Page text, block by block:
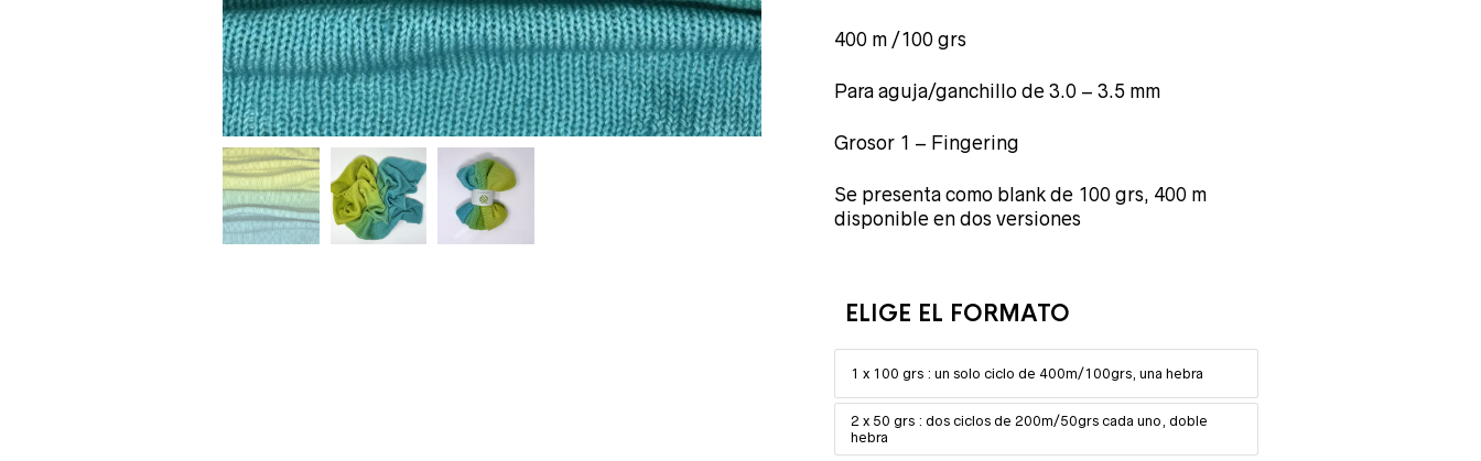
400 m /100 grs
Para aguja/ganchillo de 3.0 – 3.5 mm
Grosor 1 – Fingering
Se presenta como blank de 100 grs, 400 m
disponible en dos versiones
ELIGE EL FORMATO
1 x 100 grs : un solo ciclo de 400m/100grs, una hebra
2 x 50 grs : dos ciclos de 200m/50grs cada uno, doble
hebra